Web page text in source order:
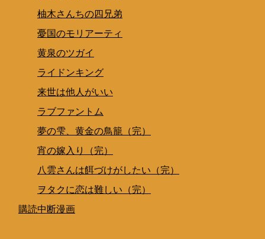
柚木さんちの四兄弟
憂国のモリアーティ
黄泉のツガイ
ライドンキング
来世は他人がいい
ラブファントム
夢の雫、黄金の鳥籠（完）
宵の嫁入り（完）
八雲さんは餌づけがしたい（完）
ヲタクに恋は難しい（完）
購読中断漫画